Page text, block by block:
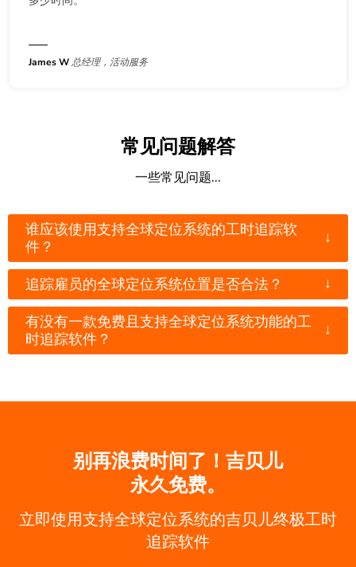
James W总经理，活动服务
常见问题解答
一些常见问题...
谁应该使用支持全球定位系统的工时追踪软
件？
↓
追踪雇员的全球定位系统位置是否合法？ ↓
有没有一款免费且支持全球定位系统功能的工
时追踪软件？
↓
别再浪费时间了！吉贝儿
永久免费。
立即使用支持全球定位系统的吉贝儿终极工时
追踪软件